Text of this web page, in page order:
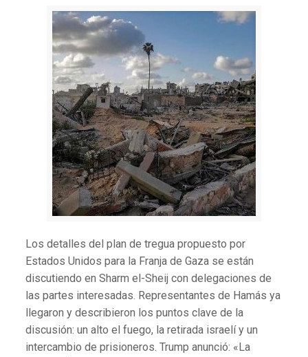
Los detalles del plan de tregua propuesto por
Estados Unidos para la Franja de Gaza se están
discutiendo en Sharm el-Sheij con delegaciones de
las partes interesadas. Representantes de Hamás ya
llegaron y describieron los puntos clave de la
discusión: un alto el fuego, la retirada israelí y un
intercambio de prisioneros. Trump anunció: «La